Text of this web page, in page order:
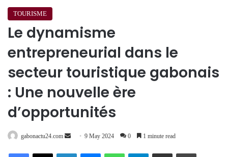
TOURISME
Le dynamisme
entrepreneurial dans le
secteur touristique gabonais
: Une nouvelle ère
d’opportunités
gabonactu24.com
Send 9 May 2024 0 1 minute read
FacebookX LinkedInMessengerWhatsAppTelegramShare via Email Print